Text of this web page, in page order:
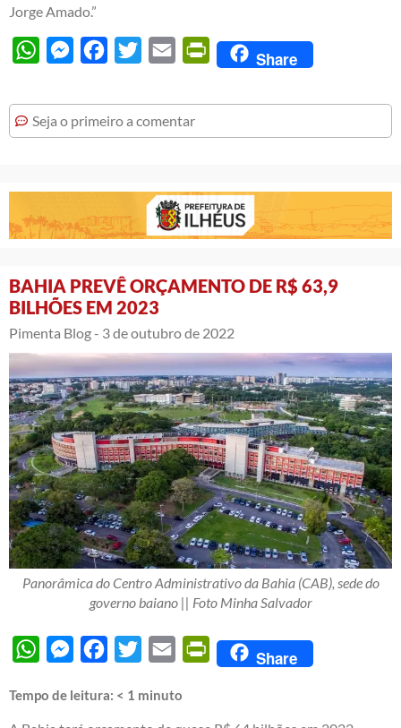
Jorge Amado.”
WhatsAppMessengerFacebook
Twitter Email PrintFriendly
Share
Seja o primeiro a comentar
BAHIA PREVÊ ORÇAMENTO DE R$ 63,9
BILHÕES EM 2023
Pimenta Blog - 3 de outubro de 2022
Panorâmica do Centro Administrativo da Bahia (CAB), sede do
governo baiano || Foto Minha Salvador
WhatsAppMessengerFacebook
Twitter Email PrintFriendly
Share
Tempo de leitura: < 1 minuto